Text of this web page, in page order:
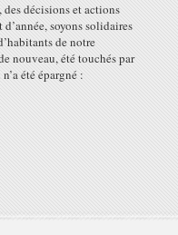
décisions et actions
soyons solidaires
de notre
nouveau, été touchés par
été épargné :